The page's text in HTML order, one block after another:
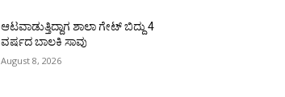
ಆಟವಾಡುತ್ತಿದ್ದಾಗ ಶಾಲಾ ಗೇಟ್‌ ಬಿದ್ದು 4
ವರ್ಷದ ಬಾಲಕಿ ಸಾವು
August 8, 2026